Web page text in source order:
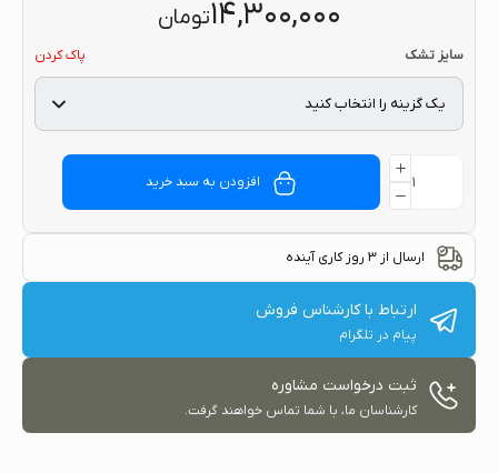
۱۴,۳۰۰,۰۰۰تومان
سایز تشک پاک کردن
افزودن به سبد خرید
ارسال از 3 روز کاری آینده
ارتباط با کارشناس فروش
پیام در تلگرام
ثبت درخواست مشاوره
کارشناسان ما، با شما تماس خواهند گرفت.